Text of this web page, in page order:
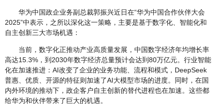
华为中国政企业务副总裁郭振兴近日在“华为中国合作伙伴大会
2025”中表示，之所以深化这一策略，主要是基于数字化、智能化和
自主创新三大市场机遇：
当前，数字化正推动产业高质量发展，中国数字经济年均增长率
高达15.3%，到2030年数字经济总量预计会达到80万亿元。行业智能
化在加速推进：AI改变了企业的业务功能、流程和模式，DeepSeek
普惠、优质、开源的特征则加速了AI大模型市场的进度。同时，在国
内外环境的推动下，政企客户自主创新的替代进程也在加速。这些都
给华为和伙伴带来了巨大的机遇。